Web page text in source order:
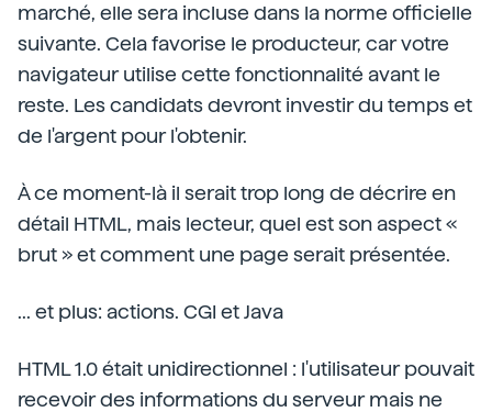
marché, elle sera incluse dans la norme officielle
suivante. Cela favorise le producteur, car votre
navigateur utilise cette fonctionnalité avant le
reste. Les candidats devront investir du temps et
de l'argent pour l'obtenir.
À ce moment-là il serait trop long de décrire en
détail HTML, mais lecteur, quel est son aspect «
brut » et comment une page serait présentée.
... et plus: actions. CGI et Java
HTML 1.0 était unidirectionnel : l'utilisateur pouvait
recevoir des informations du serveur mais ne